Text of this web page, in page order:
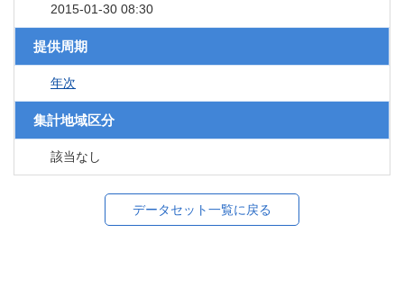
2015-01-30 08:30
提供周期
年次
集計地域区分
該当なし
データセット一覧に戻る